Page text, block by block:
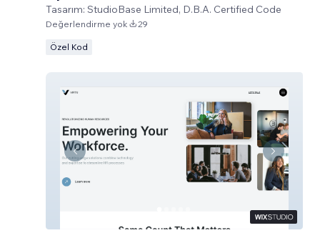
Tasarım: StudioBase Limited, D.B.A. Certified Code
Değerlendirme yok 29
Özel Kod